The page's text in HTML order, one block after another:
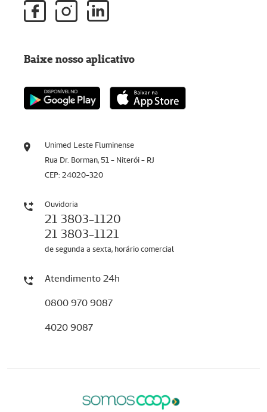
Unimed Leste Fluminense
Rua Dr. Borman, 51 - Niterói - RJ
CEP: 24020-320
Ouvidoria
21 3803-1120
21 3803-1121
de segunda a sexta, horário comercial
Atendimento 24h
0800 970 9087
4020 9087
Baixe nosso aplicativo